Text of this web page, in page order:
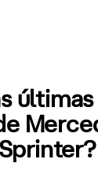
últimas